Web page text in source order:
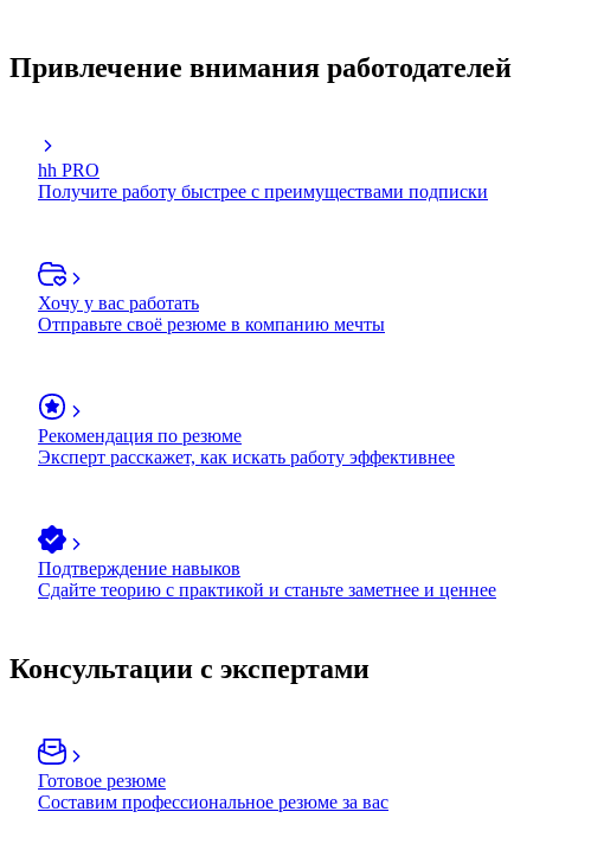
Привлечение внимания работодателей
hh PRO
Получите работу быстрее с преимуществами подписки
Хочу у вас работать
Отправьте своё резюме в компанию мечты
Рекомендация по резюме
Эксперт расскажет, как искать работу эффективнее
Подтверждение навыков
Сдайте теорию с практикой и станьте заметнее и ценнее
Консультации с экспертами
Готовое резюме
Составим профессиональное резюме за вас